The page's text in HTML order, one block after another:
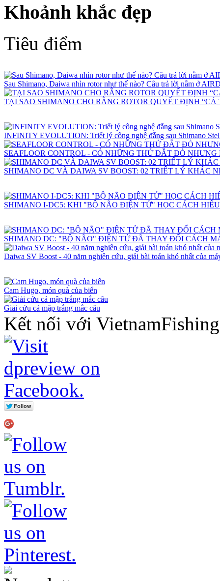
Khoảnh khắc đẹp
Tiêu điểm
Sau Shimano, Daiwa nhìn rotor như thế nào? Câu trả lời nằm ở
TẠI SAO SHIMANO CHO RẰNG ROTOR QUYẾT ĐỊNH “CÁ
INFINITY EVOLUTION: Triết lý công nghệ đằng sau Shimano
SEAFLOOR CONTROL - CÓ NHỮNG THỨ ĐẮT ĐỎ
SHIMANO DC VÀ DAIWA SV BOOST: 02 TRIẾT LÝ KHÁC
SHIMANO I-DC5: KHI "BỘ NÃO ĐIỆN TỬ" HỌC CÁCH
SHIMANO DC: "BỘ NÃO" ĐIỆN TỬ ĐÃ THAY ĐỔI CÁCH
Daiwa SV Boost - 40 năm nghiên cứu, giải bài toán khó nhất của
Cam Hugo, món quà của biển
Giải cứu cá mập trắng mắc câu
Kết nối với